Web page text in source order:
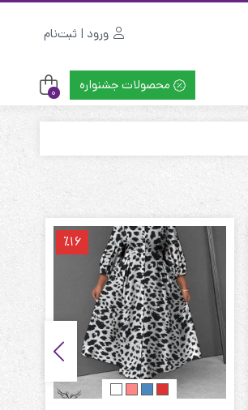
ورود | ثبت‌نام
محصولات جشنواره 0
٪16